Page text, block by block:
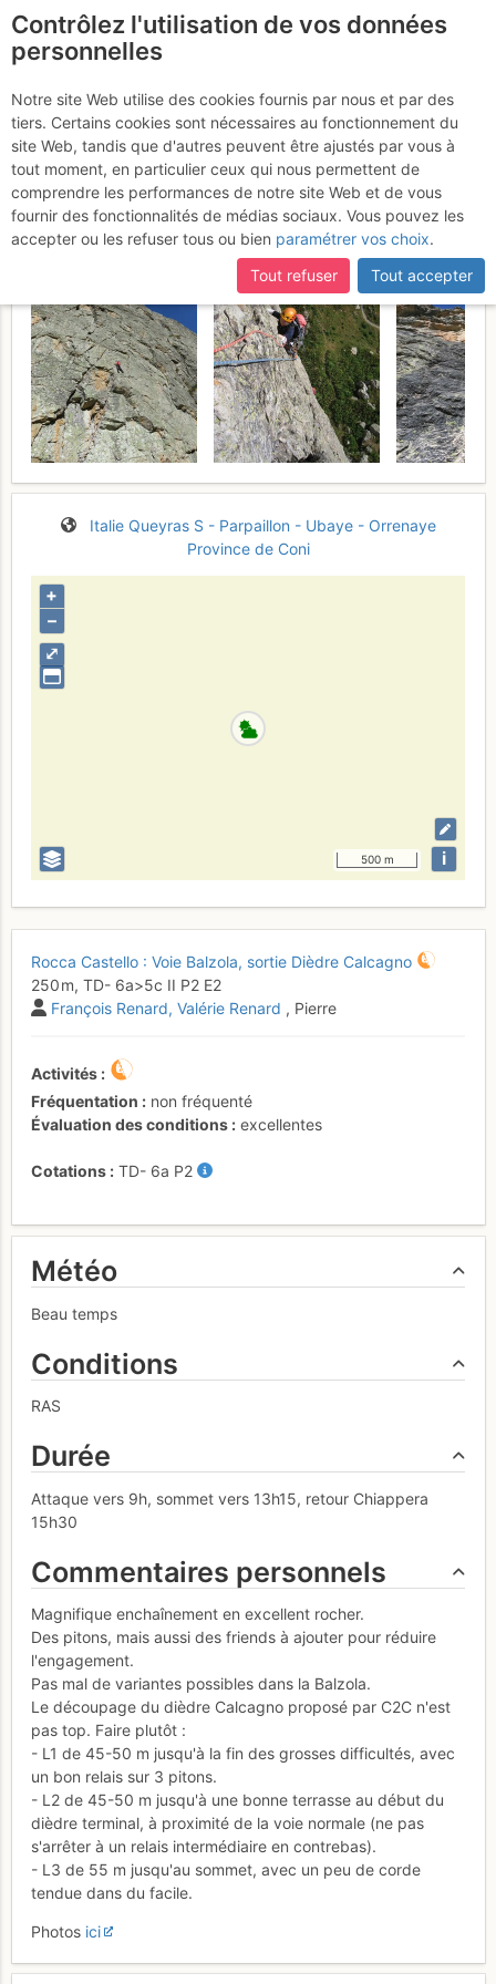
Rocca Castello : Voie
Balzola, sortie Dièdre
Calcagno
Lundi 14 août 2017
Italie Queyras S - Parpaillon - Ubaye - Orrenaye
Province de Coni
⤢
+
–
500 m i
Rocca Castello : Voie Balzola, sortie Dièdre Calcagno
250 m, TD- 6a>5c II P2 E2
François Renard Valérie Renard , Pierre
Activités
Fréquentation
non fréquenté
Évaluation des conditions
excellentes
Cotations TD- 6a P2
Météo
Beau temps
Conditions
RAS
Durée
Attaque vers 9h, sommet vers 13h15, retour Chiappera
15h30
Commentaires personnels
Magnifique enchaînement en excellent rocher.
Des pitons, mais aussi des friends à ajouter pour réduire
l'engagement.
Pas mal de variantes possibles dans la Balzola.
Le découpage du dièdre Calcagno proposé par C2C n'est
pas top. Faire plutôt :
- L1 de 45-50 m jusqu'à la fin des grosses difficultés, avec
un bon relais sur 3 pitons.
- L2 de 45-50 m jusqu'à une bonne terrasse au début du
dièdre terminal, à proximité de la voie normale (ne pas
s'arrêter à un relais intermédiaire en contrebas).
- L3 de 55 m jusqu'au sommet, avec un peu de corde
tendue dans du facile.
Photos ici
Contrôlez l'utilisation de vos données
personnelles
Notre site Web utilise des cookies fournis par nous et par des
tiers. Certains cookies sont nécessaires au fonctionnement du
site Web, tandis que d'autres peuvent être ajustés par vous à
tout moment, en particulier ceux qui nous permettent de
comprendre les performances de notre site Web et de vous
fournir des fonctionnalités de médias sociaux. Vous pouvez les
accepter ou les refuser tous ou bien paramétrer vos choix.
Tout refuser
Tout accepter